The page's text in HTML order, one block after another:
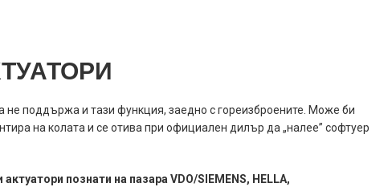
не поддържа и тази функция, заедно с гореизброените. Може би
на колата и се отива при официален дилър да „налее” софтуер
познати на пазара VDO/SIEMENS, HELLA,